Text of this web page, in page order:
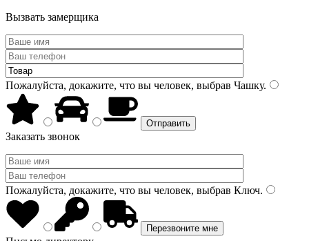
Вызвать замерщика
Пожалуйста, докажите, что вы человек, выбрав Чашку.
Заказать звонок
Пожалуйста, докажите, что вы человек, выбрав Ключ.